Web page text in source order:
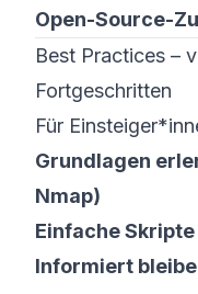
Open-Source-
Best Practices –
Fortgeschritten
Für
Grundlagen
Nmap)
Einfache
Informiert